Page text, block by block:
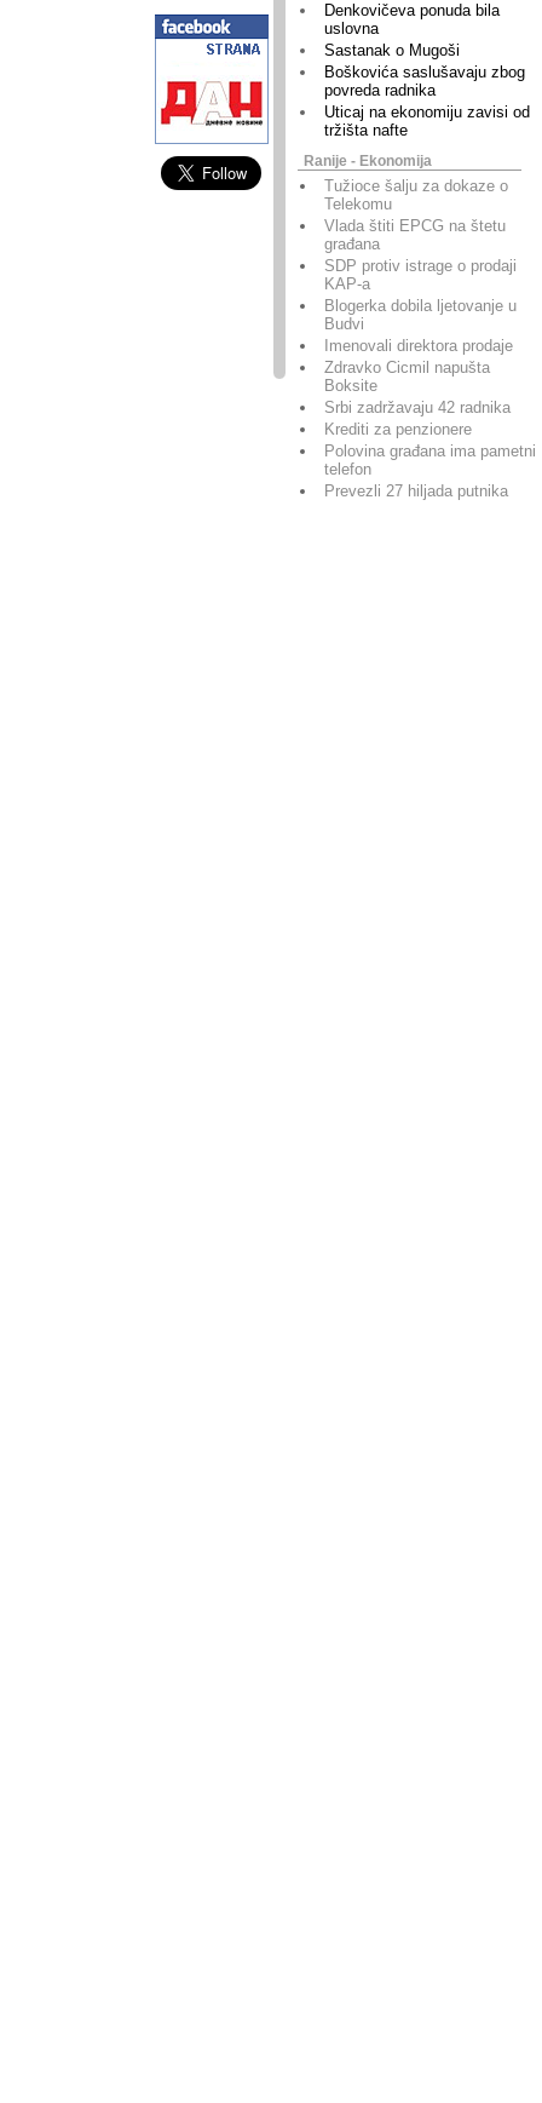
Denkovičeva ponuda bila
uslovna
Sastanak o Mugoši
Boškovića saslušavaju zbog
povreda radnika
Uticaj na ekonomiju zavisi od
tržišta nafte
Ranije - Ekonomija
Tužioce šalju za dokaze o
Telekomu
Vlada štiti EPCG na štetu
građana
SDP protiv istrage o prodaji
KAP-a
Blogerka dobila ljetovanje u
Budvi
Imenovali direktora prodaje
Zdravko Cicmil napušta
Boksite
Srbi zadržavaju 42 radnika
Krediti za penzionere
Polovina građana ima pametni
telefon
Prevezli 27 hiljada putnika